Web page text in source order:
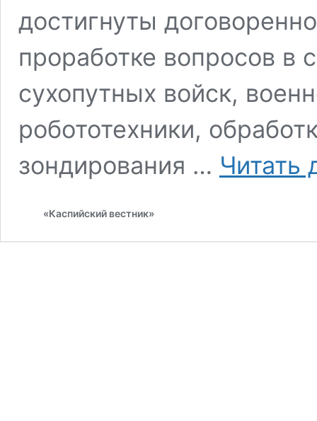
достигнуты
проработке вопросов в
сухопутных войск,
робототехники,
зондирования … Читать
«Каспийский вестник»